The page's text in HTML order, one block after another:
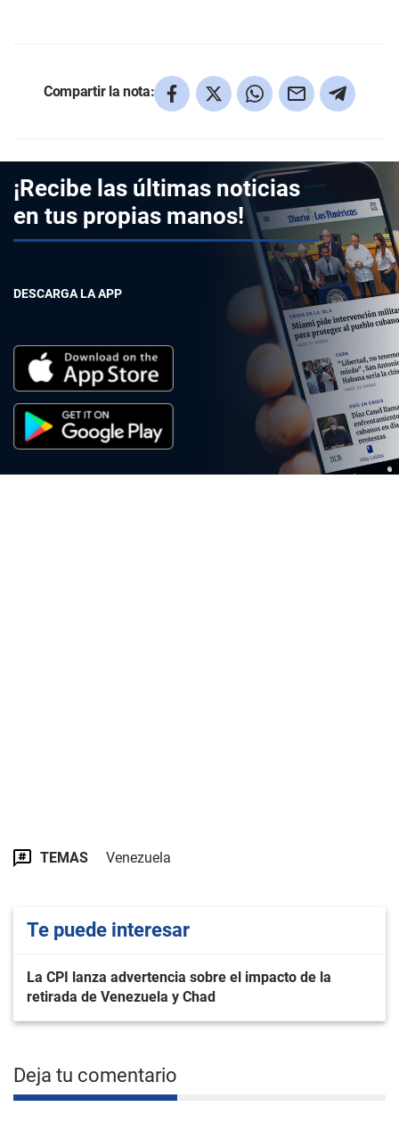
Compartir la nota:
¡Recibe las últimas noticias
en tus propias manos!
DESCARGA LA APP
TEMAS Venezuela
Te puede interesar
La CPI lanza advertencia sobre el impacto de la
retirada de Venezuela y Chad
Deja tu comentario